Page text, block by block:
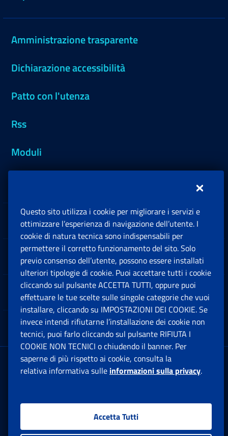
Amministrazione trasparente
Dichiarazione accessibilità
Patto con l'utenza
Rss
Moduli
Sedi e Contatti
Software
Note Legali
App mobile
Sede Legale : Via Ciro il Grande, 21
00144 Roma
Questo sito utilizza i cookie per migliorare i servizi e
ottimizzare l’esperienza di navigazione dell’utente. I
cookie di natura tecnica sono indispensabili per
permettere il corretto funzionamento del sito. Solo
previo consenso dell’utente, possono essere installati
ulteriori tipologie di cookie. Puoi accettare tutti i cookie
cliccando sul pulsante ACCETTA TUTTI, oppure puoi
effettuare le tue scelte sulle singole categorie che vuoi
installare, cliccando su IMPOSTAZIONI DEI COOKIE. Se
invece intendi rifiutarne l’installazione dei cookie non
tecnici, puoi farlo cliccando sul pulsante RIFIUTA I
COOKIE NON TECNICI o chiudendo il banner. Per
saperne di più rispetto ai cookie, consulta la
relativa informativa sulle informazioni sulla privacy.
Accetta Tutti